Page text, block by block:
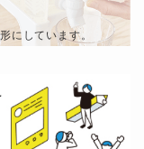
にしています。